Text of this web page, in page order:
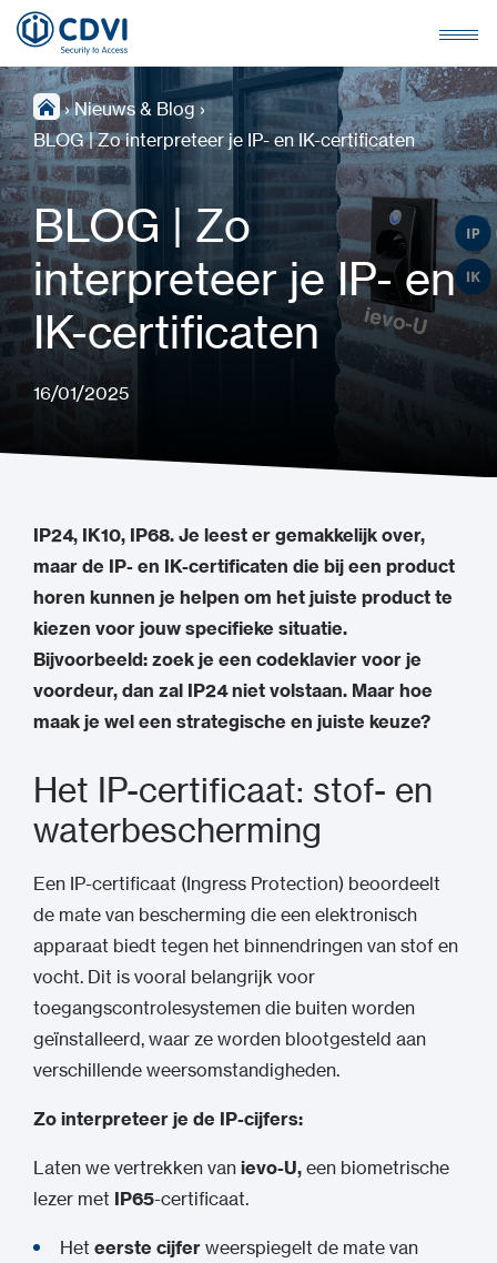
›Nieuws & Blog ›
BLOG | Zo interpreteer je IP- en IK-certificaten
BLOG | Zo
interpreteer je IP- en
IK-certificaten
16/01/2025
IP24, IK10, IP68. Je leest er gemakkelijk over,
maar de IP- en IK-certificaten die bij een product
horen kunnen je helpen om het juiste product te
kiezen voor jouw specifieke situatie.
Bijvoorbeeld: zoek je een codeklavier voor je
voordeur, dan zal IP24 niet volstaan. Maar hoe
maak je wel een strategische en juiste keuze?
Het IP-certificaat: stof- en
waterbescherming
Een IP-certificaat (Ingress Protection) beoordeelt
de mate van bescherming die een elektronisch
apparaat biedt tegen het binnendringen van stof en
vocht. Dit is vooral belangrijk voor
toegangscontrolesystemen die buiten worden
geïnstalleerd, waar ze worden blootgesteld aan
verschillende weersomstandigheden.
Zo interpreteer je de IP-cijfers:
Laten we vertrekken van ievo-U, een biometrische
lezer met IP65-certificaat.
Het eerste cijfer weerspiegelt de mate van